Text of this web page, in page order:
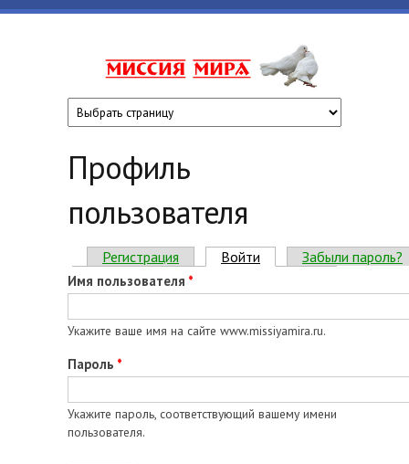
Профиль
пользователя
Главные вкладки
Регистрация Войти (активная вкладка)
Забыли пароль?
Имя пользователя *
Укажите ваше имя на сайте www.missiyamira.ru.
Пароль *
Укажите пароль, соответствующий вашему имени
пользователя.